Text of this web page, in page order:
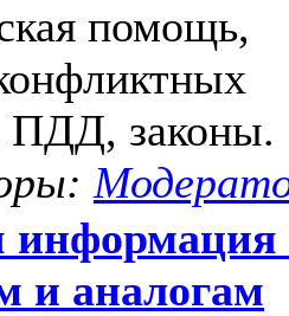
помощь,
ПДД, законы.
информация
и аналогам